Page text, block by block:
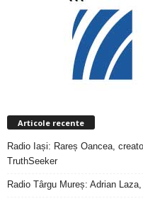
Articole recente
Radio Iași: Rareș Oancea,
TruthSeeker
Radio Târgu Mureș: Adrian